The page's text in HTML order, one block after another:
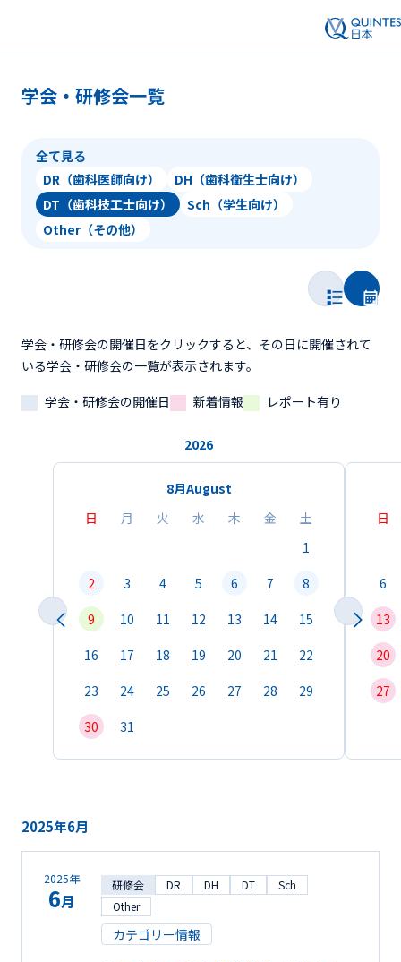
学会・研修会一覧
全て見る
DR（歯科医師向け）
DH（歯科衛生士向け）
DT（歯科技工士向け）
Sch（学生向け）
Other（その他）
学会・研修会の開催日をクリックすると、その日に開催されて
いる学会・研修会の一覧が表示されます。
学会・研修会の開催日
新着情報 レポート有り
2026
8月August
日
月 火 水 木 金
土
1
2
3 4 5 6 7
8
9
10 11 12 13 14
15
16
17 18 19 20 21
22
23
24 25 26 27 28
29
30
31
日
6
13
20
27
2025年6月
2025年
6月
研修会 DR DH DT
Sch
Other
カテゴリー情報